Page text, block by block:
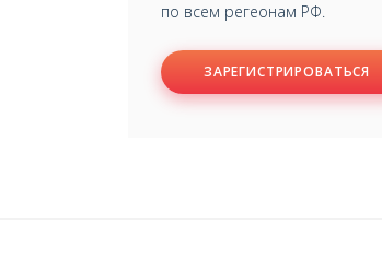
по всем регеонам РФ.
ЗАРЕГИСТРИРОВАТЬСЯ